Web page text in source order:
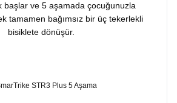
başlar ve 5 aşamada çocuğunuzla
tamamen bağımsız bir üç tekerlekli
bisiklete dönüşür.